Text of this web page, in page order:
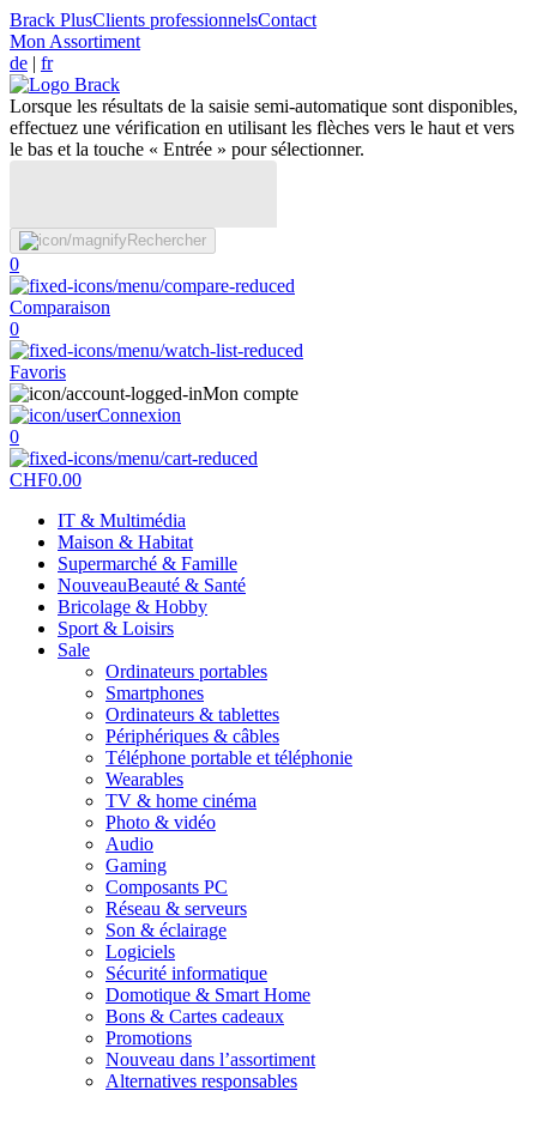
Brack PlusClients professionnelsContact
Mon Assortiment
de | fr
Lorsque les résultats de la saisie semi-automatique sont disponibles,
effectuez une vérification en utilisant les flèches vers le haut et vers
le bas et la touche « Entrée » pour sélectionner.
Rechercher
0
Comparaison
0
Favoris
Mon compte
Connexion
0
CHF0.00
IT & Multimédia
Maison & Habitat
Supermarché & Famille
NouveauBeauté & Santé
Bricolage & Hobby
Sport & Loisirs
Sale
Ordinateurs portables
Smartphones
Ordinateurs & tablettes
Périphériques & câbles
Téléphone portable et téléphonie
Wearables
TV & home cinéma
Photo & vidéo
Audio
Gaming
Composants PC
Réseau & serveurs
Son & éclairage
Logiciels
Sécurité informatique
Domotique & Smart Home
Bons & Cartes cadeaux
Promotions
Nouveau dans l’assortiment
Alternatives responsables